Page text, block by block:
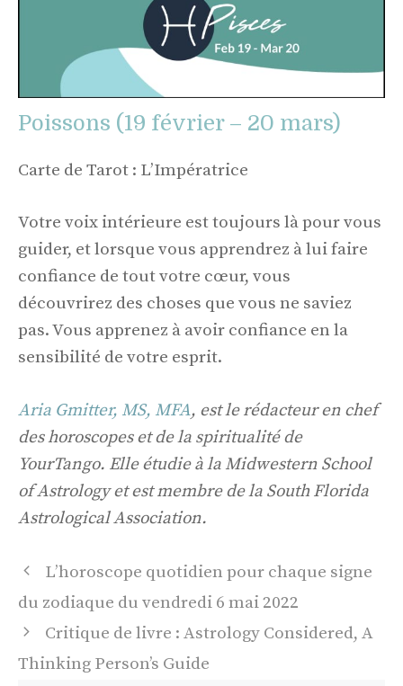
Poissons (19 février – 20 mars)
Carte de Tarot : L’Impératrice
Votre voix intérieure est toujours là pour vous
guider, et lorsque vous apprendrez à lui faire
confiance de tout votre cœur, vous
découvrirez des choses que vous ne saviez
pas. Vous apprenez à avoir confiance en la
sensibilité de votre esprit.
Aria Gmitter, MS, MFA, est le rédacteur en chef
des horoscopes et de la spiritualité de
YourTango. Elle étudie à la Midwestern School
of Astrology et est membre de la South Florida
Astrological Association.
Navigation
des
L’horoscope quotidien pour chaque signe
du zodiaque du vendredi 6 mai 2022
Critique de livre : Astrology Considered, A
Thinking Person’s Guide